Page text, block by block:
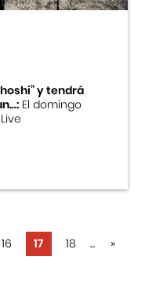
y tendrá
El domingo
16 17 18 ... »